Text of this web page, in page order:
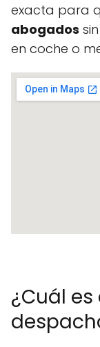
exacta para
abogados
en coche o
¿Cuál